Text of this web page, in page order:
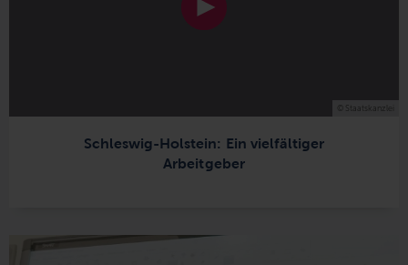
Schleswig-Holstein: Ein vielfältiger
Arbeitgeber
© Staatskanzlei